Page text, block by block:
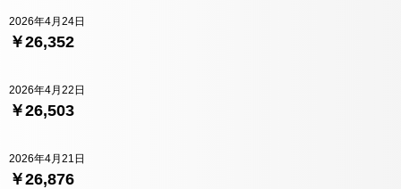
￥26,352
2026年4月24日
￥26,503
2026年4月22日
￥26,876
2026年4月21日